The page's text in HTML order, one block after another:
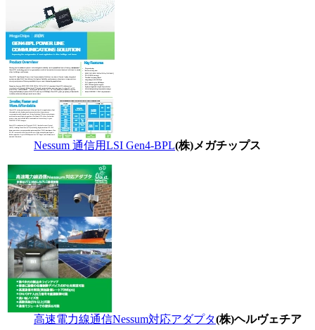
Nessum 通信用LSI Gen4-BPL(株)メガチップス
高速電力線通信Nessum対応アダプタ(株)ヘルヴェチア